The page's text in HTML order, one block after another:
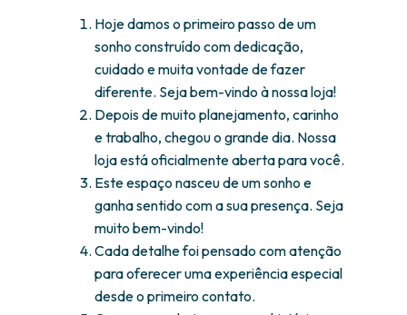
Hoje damos o primeiro passo de um
sonho construído com dedicação,
cuidado e muita vontade de fazer
diferente. Seja bem-vindo à nossa loja!
Depois de muito planejamento, carinho
e trabalho, chegou o grande dia. Nossa
loja está oficialmente aberta para você.
Este espaço nasceu de um sonho e
ganha sentido com a sua presença. Seja
muito bem-vindo!
Cada detalhe foi pensado com atenção
para oferecer uma experiência especial
desde o primeiro contato.